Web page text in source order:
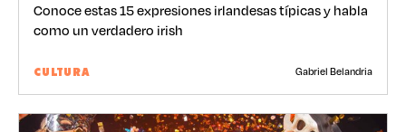
Conoce estas 15 expresiones irlandesas típicas y habla
como un verdadero irish
CULTURA Gabriel Belandria